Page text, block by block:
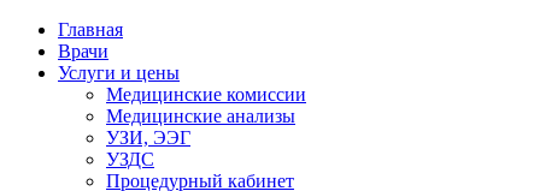
Главная
Врачи
Услуги и цены
Медицинские комиссии
Медицинские анализы
УЗИ, ЭЭГ
УЗДС
Процедурный кабинет